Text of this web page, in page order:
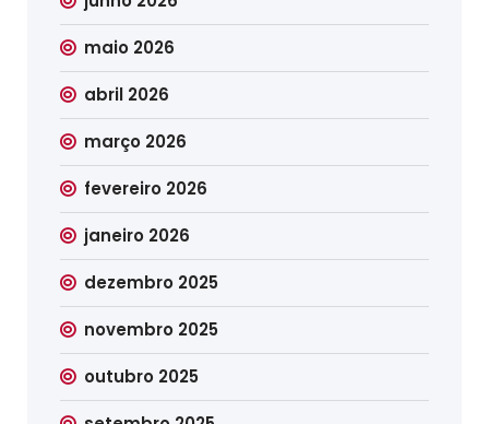
maio 2026
abril 2026
março 2026
fevereiro 2026
janeiro 2026
dezembro 2025
novembro 2025
outubro 2025